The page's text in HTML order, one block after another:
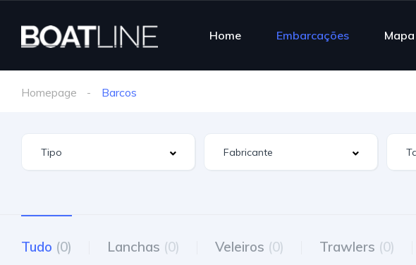
Home Embarcações Mapa
Homepage Barcos
Tudo (0) Lanchas (0) Veleiros (0) Trawlers (0)